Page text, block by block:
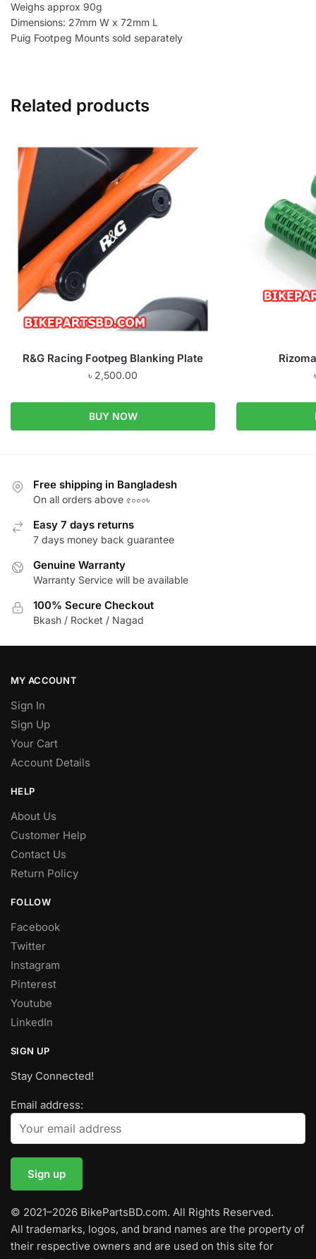
Weighs approx 90g
Dimensions: 27mm W x 72mm L
Puig Footpeg Mounts sold separately
Related products
R&G Racing Footpeg Blanking Plate
৳ 2,500.00
BUY NOW
Free shipping in Bangladesh
On all orders above ৫০০০৳
Easy 7 days returns
7 days money back guarantee
Genuine Warranty
Warranty Service will be available
100% Secure Checkout
Bkash / Rocket / Nagad
MY ACCOUNT
Sign In
Sign Up
Your Cart
Account Details
HELP
About Us
Customer Help
Contact Us
Return Policy
FOLLOW
Facebook
Twitter
Instagram
Pinterest
Youtube
LinkedIn
SIGN UP
Stay Connected!
Email address:
© 2021–2026 BikePartsBD.com. All Rights Reserved.
All trademarks, logos, and brand names are the property of
their respective owners and are used on this site for